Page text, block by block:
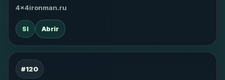
4x4ironman.ru
SI Abrir
#120